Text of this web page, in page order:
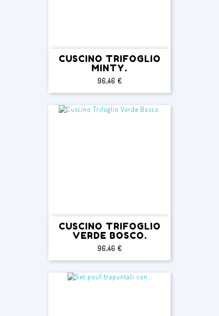
CUSCINO TRIFOGLIO
MINTY.
Prezzo
96,46 €
CUSCINO TRIFOGLIO
VERDE BOSCO.
Prezzo
96,46 €